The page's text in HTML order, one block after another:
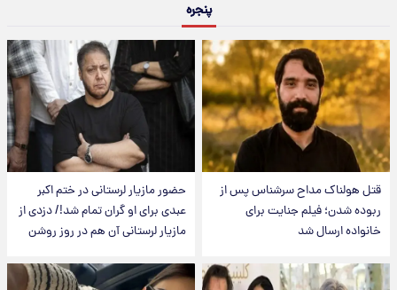
پنجره
قتل هولناک مداح سرشناس پس از
ربوده شدن؛ فیلم جنایت برای
خانواده ارسال شد
حضور مازیار لرستانی در ختم اکبر
عبدی برای او گران تمام شد!/ دزدی از
مازیار لرستانی آن هم در روز روشن